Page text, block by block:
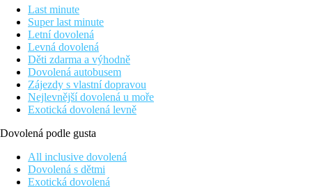
Bangkok Palace Hotel ****, Bangkok
příjemný a osvědčený hotel leží v centru Bangkoku ve čtvrti
Popis
Popis
příjemný a osvědčený hotel leží v centru Bangkoku ve
Zábava a sport
Last minute
Super last minute
Letní dovolená
Levná dovolená
Děti zdarma a výhodně
Dovolená autobusem
Zájezdy s vlastní dopravou
Nejlevnější dovolená u moře
Exotická dovolená levně
Dovolená podle gusta
All inclusive dovolená
Dovolená s dětmi
Exotická dovolená